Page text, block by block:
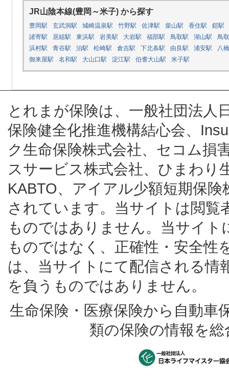
JR山陰本線(豊岡～米子) から探す
豊岡駅 玄武洞駅 城崎温泉駅 竹野駅 佐津駅 柴山駅 香住駅
鎧駅
諸寄駅
居組駅 東浜駅 岩美駅 大岩駅 福部駅 鳥取駅 湖山駅
鳥
浜村駅
青谷駅 泊駅 松崎駅 倉吉駅 下北条駅 由良駅 浦安駅
八
御来屋駅
名和駅 大山口駅 淀江駅 伯耆大山駅 米子駅
とれまが保険は、一般社団法人
保険健全化推進機構結心会、
ク生命保険株式会社、セコム損
スサービス株式会社、ひまわり
KABTO、アイアル少額短期保
されています。当サイトは閲覧
ものではありません。当サイ
ものではなく、正確性・安全性
は、当サイトにて配信される情
を負うものではありません。
生命保険・医療保険から自動車
類の保険の情報を